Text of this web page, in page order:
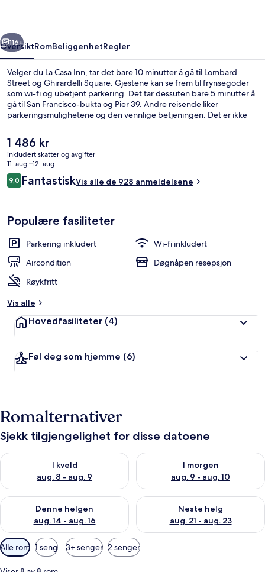
Neste
116+
OversiktRomBeliggenhetRegler
Velger du La Casa Inn, tar det bare 10 minutter å gå til Lombard
Street og Ghirardelli Square. Gjestene kan se frem til frynsegoder
som wi-fi og ubetjent parkering. Det tar dessuten bare 5 minutter å
gå til San Francisco-bukta og Pier 39. Andre reisende liker
parkeringsmulighetene og den vennlige betjeningen. Det er ikke
minutter å gå til Hyde St & Lombard St Stop og 10 minutter å gå til
Hyde St & Chestnut St Stop.
Den
nåværende
prisen
er
1 486 kr
1 486 kr
inkludert skatter og avgifter
11. aug.–12. aug.
Anmeldelser
9,09,0 av 10 –
FantastiskVis alle de 928 anmeldelsene
Populære fasiliteter
Parkering inkludert
Wi-fi inkludert
Aircondition
Døgnåpen resepsjon
Røykfritt
Vis alle
Hovedfasiliteter (4)
Føl deg som hjemme (6)
Romalternativer
Sjekk tilgjengelighet for disse datoene
I kveld
aug. 8 - aug. 9
Sjekk tilgjengelighet for i kveld, aug. 8 - aug. 9
I morgen
aug. 9 - aug. 10
Sjekk tilgjengelighet for i
Denne helgen
aug. 14 - aug. 16
Sjekk tilgjengelighet for denne helgen, aug. 14 - aug. 16
Neste helg
aug. 21 - aug. 23
Sjekk tilgjengelighet for
Tilgjengelige
filtre
for
Alle rom 1 seng 3+ senger 2 senger